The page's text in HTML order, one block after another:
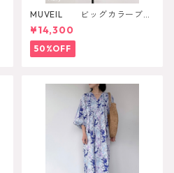
MUVEIL ビッグカラーブラ
ウス
¥14,300
50%OFF